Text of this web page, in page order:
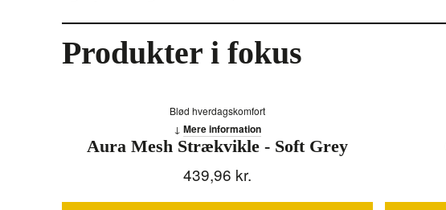
Produkter i fokus
Blød hverdagskomfort
Aura Mesh Strækvikle - Soft Grey
439,96 kr.
Mere information